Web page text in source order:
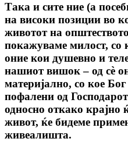
Така и сите ние (а
на високи позиции во
животот на
покажуваме милост,
оние кои душевно и
нашиот вишок – од сѐ
материјално, со кое
пофалени од
односно откако крајно
живот, ќе бидеме
живеалишта.